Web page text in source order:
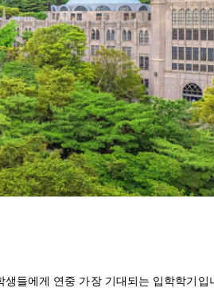
들에게 연중 가장 기대되는 입학학기입